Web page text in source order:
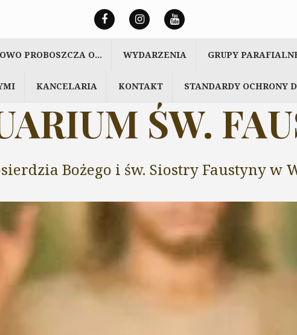
PROBOSZCZA O… WYDARZENIA GRUPY
KANCELARIA KONTAKT STANDARDY OCHRONY
ŚW.
Bożego i św. Siostry Faustyny w